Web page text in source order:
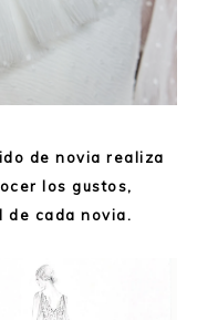
de novia realiza
los gustos,
de cada novia.